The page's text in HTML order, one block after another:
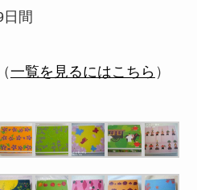
間
一覧を見るにはこちら ）